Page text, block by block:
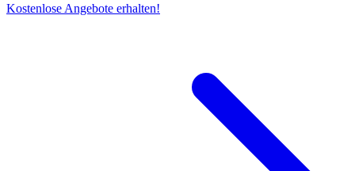
Kostenlose Angebote erhalten!